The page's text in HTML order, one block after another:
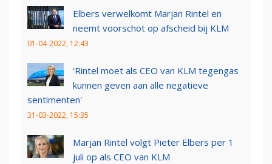
Elbers verwelkomt Marjan Rintel en
neemt voorschot op afscheid bij KLM
01-04-2022, 12:43
'Rintel moet als CEO van KLM tegengas
kunnen geven aan alle negatieve
sentimenten'
31-03-2022, 15:35
Marjan Rintel volgt Pieter Elbers per 1
juli op als CEO van KLM